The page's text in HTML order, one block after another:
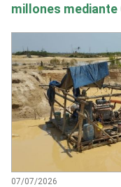
millones
07/07/2026